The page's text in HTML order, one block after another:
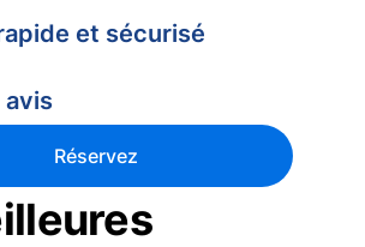
et sécurisé
avis
Réservez